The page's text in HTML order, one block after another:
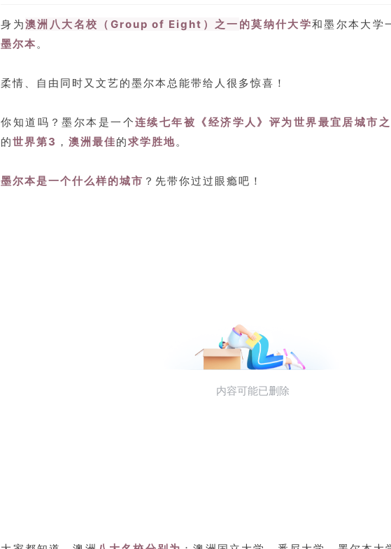
身为澳洲八大名校（Group of Eight）之一 的莫纳什大学和墨尔本大学
墨尔本。
柔情、自由同时又文艺的墨尔本总能带给人很多惊喜！
你知道吗？墨尔本是一个连续七年被《经济学人》评为世界最宜居城市
的世界第3 ，澳洲最佳的求学胜地。
墨尔本是一个什么样的城市 ？先带你过过眼瘾吧！